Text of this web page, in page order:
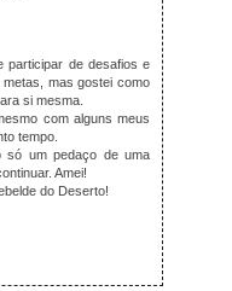
participar de desafios e
mas gostei como
si mesma.
com alguns meus
tempo.
só um pedaço de uma
Amei!
do Deserto!